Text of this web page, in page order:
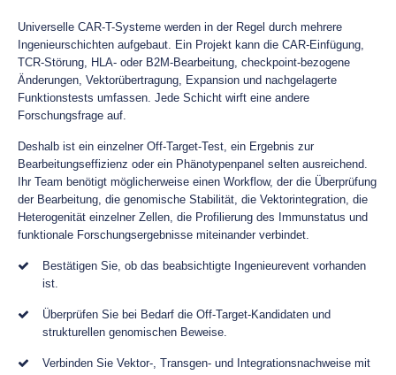
Universelle CAR-T-Systeme werden in der Regel durch mehrere
Ingenieurschichten aufgebaut. Ein Projekt kann die CAR-Einfügung,
TCR-Störung, HLA- oder B2M-Bearbeitung, checkpoint-bezogene
Änderungen, Vektorübertragung, Expansion und nachgelagerte
Funktionstests umfassen. Jede Schicht wirft eine andere
Forschungsfrage auf.
Deshalb ist ein einzelner Off-Target-Test, ein Ergebnis zur
Bearbeitungseffizienz oder ein Phänotypenpanel selten ausreichend.
Ihr Team benötigt möglicherweise einen Workflow, der die Überprüfung
der Bearbeitung, die genomische Stabilität, die Vektorintegration, die
Heterogenität einzelner Zellen, die Profilierung des Immunstatus und
funktionale Forschungsergebnisse miteinander verbindet.
Bestätigen Sie, ob das beabsichtigte Ingenieurevent vorhanden
ist.
Überprüfen Sie bei Bedarf die Off-Target-Kandidaten und
strukturellen genomischen Beweise.
Verbinden Sie Vektor-, Transgen- und Integrationsnachweise mit